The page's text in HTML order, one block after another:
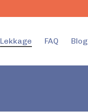
Lekkage FAQ Blog